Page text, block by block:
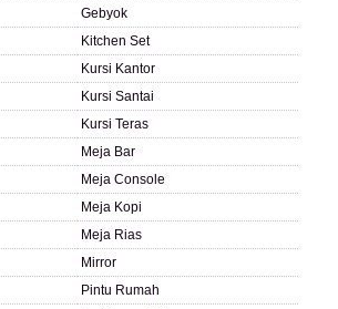
Gebyok
Kitchen Set
Kursi Kantor
Kursi Santai
Kursi Teras
Meja Bar
Meja Console
Meja Kopi
Meja Rias
Mirror
Pintu Rumah